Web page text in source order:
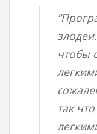
чтобы
так